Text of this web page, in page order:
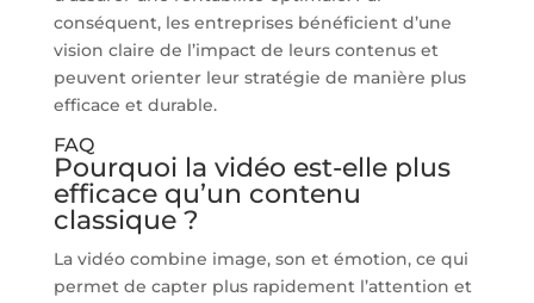
conséquent, les entreprises bénéficient d’une
vision claire de l’impact de leurs contenus et
peuvent orienter leur stratégie de manière plus
efficace et durable.
FAQ
Pourquoi la vidéo est-elle plus
efficace qu’un contenu
classique ?
La vidéo combine image, son et émotion, ce qui
permet de capter plus rapidement l’attention et